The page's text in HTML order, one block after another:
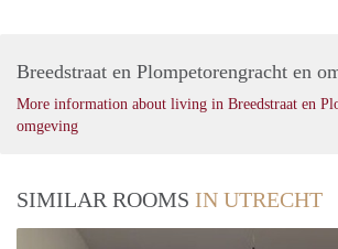
Breedstraat en Plompetorengracht en
More information about living in Breedstraat en
omgeving
SIMILAR ROOMS IN UTRECHT